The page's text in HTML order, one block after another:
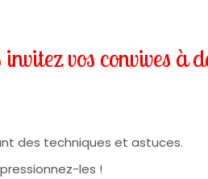
vos convives à
des techniques et astuces.
les !